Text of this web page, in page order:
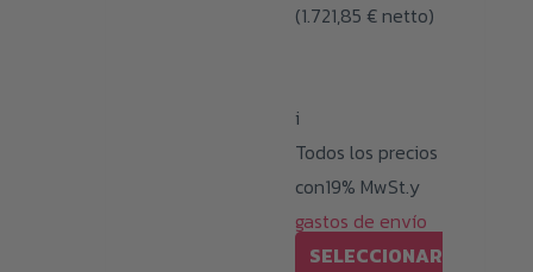
precios:
2.129,00 €
(1.721,85 € netto)
i
Todos los precios
con19% MwSt.y
gastos de envío
SELECCIONAR